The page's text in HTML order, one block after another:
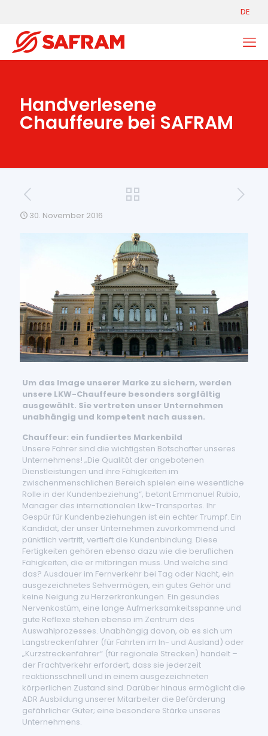
DE
Handverlesene
Chauffeure bei SAFRAM
30. November 2016
Um das Image unserer Marke zu sichern, werden
unsere LKW-Chauffeure besonders sorgfältig
ausgewählt. Sie vertreten unser Unternehmen
unabhängig und kompetent nach aussen.
Chauffeur: ein fundiertes Markenbild
Unsere Fahrer sind die wichtigsten Botschafter unseres
Unternehmens! „Die Qualität der angebotenen
Dienstleistungen und ihre Fähigkeiten im
zwischenmenschlichen Bereich spielen eine wesentliche
Rolle in der Kundenbeziehung“, betont Emmanuel Rubio,
Manager des internationalen Lkw-Transportes. Ihr
Gespür für Kundenbeziehungen ist ein echter Trumpf. Ein
Kandidat, der unser Unternehmen zuvorkommend und
pünktlich vertritt, vertieft die Kundenbindung. Diese
Fertigkeiten gehören ebenso dazu wie die beruflichen
Fähigkeiten, die er mitbringen muss. Und welche sind
das? Ausdauer im Fernverkehr bei Tag oder Nacht, ein
ausgezeichnetes Sehvermögen, ein gutes Gehör und
keine Neigung zu Herzerkrankungen. Ein gesundes
Nervenkostüm, eine lange Aufmerksamkeitsspanne und
gute Reflexe stehen ebenso im Zentrum des
Auswahlprozesses. Unabhängig davon, ob es sich um
Langstreckenfahrer (für Fahrten im In- und Ausland) oder
„Kurzstreckenfahrer“ (für regionale Strecken) handelt –
der Frachtverkehr erfordert, dass sie jederzeit
reaktionsschnell und in einem ausgezeichneten
körperlichen Zustand sind. Darüber hinaus ermöglicht die
ADR Ausbildung unserer Mitarbeiter die Beförderung
gefährlicher Güter; eine besondere Stärke unseres
Unternehmens.